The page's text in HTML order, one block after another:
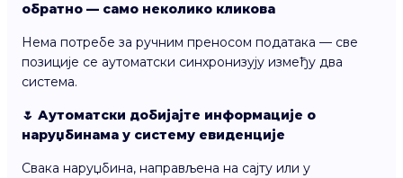
обратно — само неколико кликова
Нема потребе за ручним преносом података — све
позиције се аутоматски синхронизују између два
система.
🌷 Аутоматски добијајте информације о
наруџбинама у систему евиденције
Свака наруџбина, направљена на сајту или у